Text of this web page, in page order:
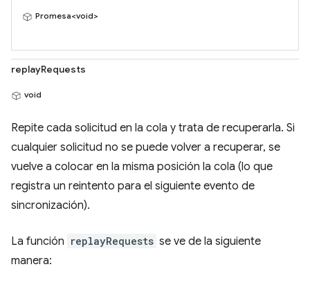
Promesa<void>
replayRequests
void
Repite cada solicitud en la cola y trata de recuperarla. Si
cualquier solicitud no se puede volver a recuperar, se
vuelve a colocar en la misma posición la cola (lo que
registra un reintento para el siguiente evento de
sincronización).
La función replayRequests se ve de la siguiente
manera: